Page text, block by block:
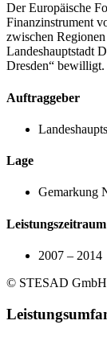
Der Europäische
Finanzinstrument
zwischen
Landeshauptstadt
Dresden“ bewilligt.
Auftraggeber
Lage
Gemarkung
Leistungszeitraum
2007 – 2014
© STESAD GmbH